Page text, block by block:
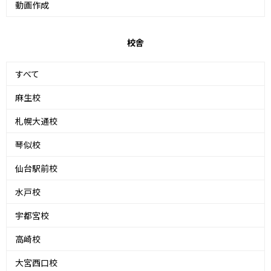
動画作成
校舎
すべて
麻生校
札幌大通校
琴似校
仙台駅前校
水戸校
宇都宮校
高崎校
大宮西口校